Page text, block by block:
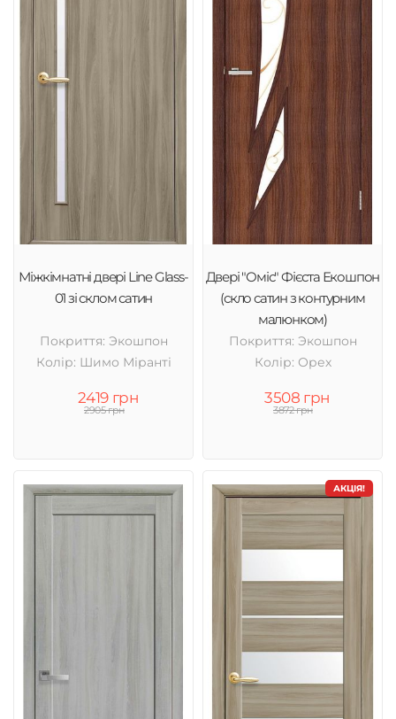
Міжкімнатні двері Line Glass-
01 зі склом сатин
Покриття: Экошпон
Колір: Шимо Міранті
2419 грн
2905 грн
Двері "Оміс" Фієста Екошпон
(скло сатин з контурним
малюнком)
Покриття: Экошпон
Колір: Орех
3508 грн
3872 грн
АКЦІЯ!